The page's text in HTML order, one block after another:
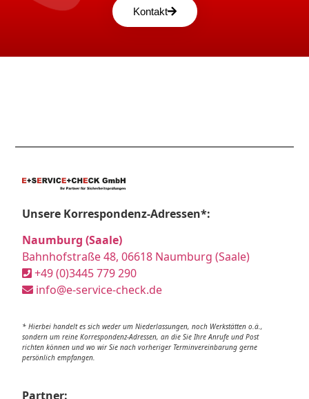
Kontakt
Unsere Korrespondenz-Adressen*:
Naumburg (Saale)
Bahnhofstraße 48, 06618 Naumburg (Saale)
+49 (0)3445 779 290
info@e-service-check.de
* Hierbei handelt es sich weder um Niederlassungen, noch Werkstätten o.ä.,
sondern um reine Korrespondenz-Adressen, an die Sie Ihre Anrufe und Post
richten können und wo wir Sie nach vorheriger Terminvereinbarung gerne
persönlich empfangen.
Partner: